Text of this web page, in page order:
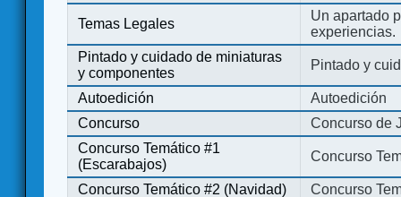
Temas Legales
Un apartado
experiencias.
Pintado y cuidado de miniaturas
y componentes
Pintado y
Autoedición
Autoedición
Concurso
Concurso de
Concurso Temático #1
(Escarabajos)
Concurso
Concurso Temático #2 (Navidad)
Concurso